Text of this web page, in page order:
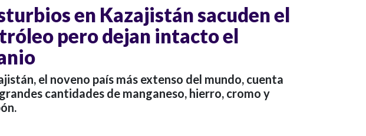
en Kazajistán sacuden el
pero dejan intacto el
el noveno país más extenso del mundo, cuenta
cantidades de manganeso, hierro, cromo y